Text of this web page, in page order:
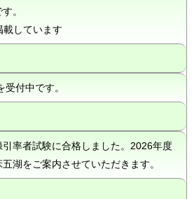
。
載しています
付中です。
率者試験に合格しました。2026年度
湖をご案内させていただきます。